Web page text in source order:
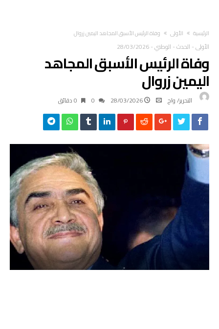
‫الرئيسية‬ الأولى وفاة الرئيس الأسبق المجاهد اليمين زروال
الأولى- الحدث- الوطني-
28/03/2026
وفاة الرئيس الأسبق المجاهد
اليمين زروال
التحرير/ واج 28/03/2026 0 ‫دقائق‬